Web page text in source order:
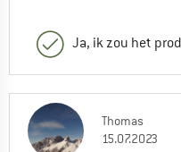
Ja, ik zou het
Thomas
15.07.2023